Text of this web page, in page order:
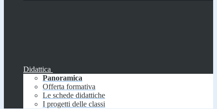
Didattica
Panoramica
Offerta formativa
Le schede didattiche
I progetti delle classi